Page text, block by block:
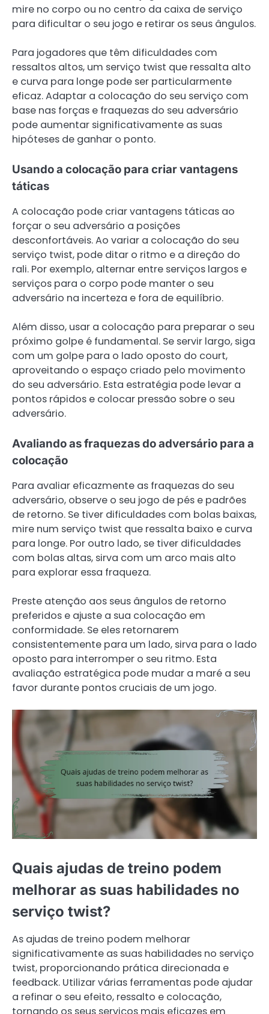
mire no corpo ou no centro da caixa de serviço
para dificultar o seu jogo e retirar os seus ângulos.
Para jogadores que têm dificuldades com
ressaltos altos, um serviço twist que ressalta alto
e curva para longe pode ser particularmente
eficaz. Adaptar a colocação do seu serviço com
base nas forças e fraquezas do seu adversário
pode aumentar significativamente as suas
hipóteses de ganhar o ponto.
Usando a colocação para criar vantagens
táticas
A colocação pode criar vantagens táticas ao
forçar o seu adversário a posições
desconfortáveis. Ao variar a colocação do seu
serviço twist, pode ditar o ritmo e a direção do
rali. Por exemplo, alternar entre serviços largos e
serviços para o corpo pode manter o seu
adversário na incerteza e fora de equilíbrio.
Além disso, usar a colocação para preparar o seu
próximo golpe é fundamental. Se servir largo, siga
com um golpe para o lado oposto do court,
aproveitando o espaço criado pelo movimento
do seu adversário. Esta estratégia pode levar a
pontos rápidos e colocar pressão sobre o seu
adversário.
Avaliando as fraquezas do adversário para a
colocação
Para avaliar eficazmente as fraquezas do seu
adversário, observe o seu jogo de pés e padrões
de retorno. Se tiver dificuldades com bolas baixas,
mire num serviço twist que ressalta baixo e curva
para longe. Por outro lado, se tiver dificuldades
com bolas altas, sirva com um arco mais alto
para explorar essa fraqueza.
Preste atenção aos seus ângulos de retorno
preferidos e ajuste a sua colocação em
conformidade. Se eles retornarem
consistentemente para um lado, sirva para o lado
oposto para interromper o seu ritmo. Esta
avaliação estratégica pode mudar a maré a seu
favor durante pontos cruciais de um jogo.
Quais ajudas de treino podem
melhorar as suas habilidades no
serviço twist?
As ajudas de treino podem melhorar
significativamente as suas habilidades no serviço
twist, proporcionando prática direcionada e
feedback. Utilizar várias ferramentas pode ajudar
a refinar o seu efeito, ressalto e colocação,
tornando os seus serviços mais eficazes em